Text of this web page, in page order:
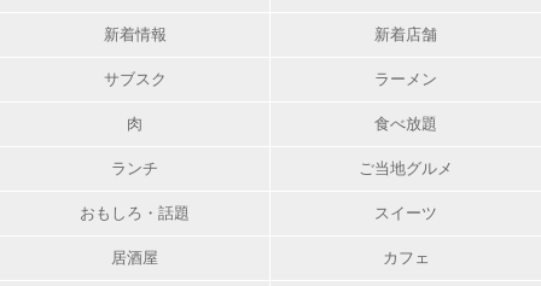
新着情報 新着店舗
サブスク ラーメン
肉 食べ放題
ランチ ご当地グルメ
おもしろ・話題 スイーツ
居酒屋 カフェ